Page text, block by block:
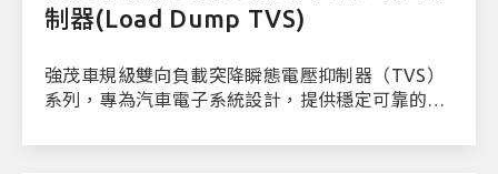
制器(Load Dump TVS)
強茂車規級雙向負載突降瞬態電壓抑制器（TVS）
系列，專為汽車電子系統設計，提供穩定可靠的過